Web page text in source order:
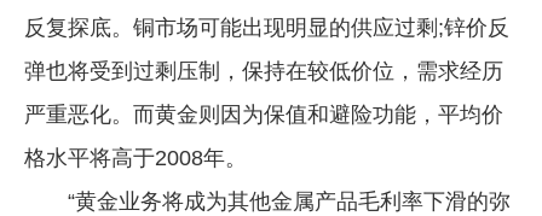
反复探底。铜市场可能出现明显的供应过剩;锌价反
弹也将受到过剩压制，保持在较低价位，需求经历
严重恶化。而黄金则因为保值和避险功能，平均价
格水平将高于2008年。
“黄金业务将成为其他金属产品毛利率下滑的弥